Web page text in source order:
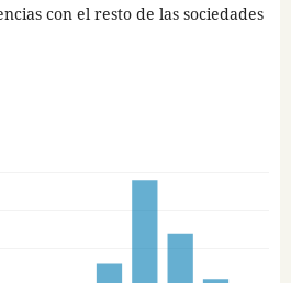
con el resto de las sociedades